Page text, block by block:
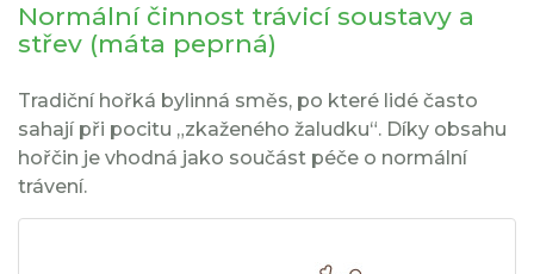
Normální činnost trávicí soustavy a
střev (máta peprná)
Tradiční hořká bylinná směs, po které lidé často
sahají při pocitu „zkaženého žaludku“. Díky obsahu
hořčin je vhodná jako součást péče o normální
trávení.